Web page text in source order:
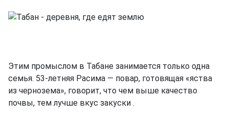
Этим промыслом в Табане занимается только одна
семья. 53-летняя Расима — повар, готовящая «яства
из чернозема», говорит, что чем выше качество
почвы, тем лучше вкус закуски .